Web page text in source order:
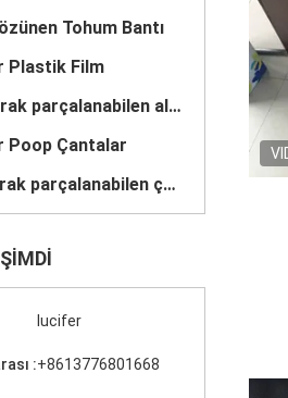
Tohum Bantı
Plastik Film
Biyolojik olarak parçalanabilen alışveriş torbaları
Poop Çantalar
biyolojik olarak parçalanabilen çöp torbaları
lucifer
:+8613776801668